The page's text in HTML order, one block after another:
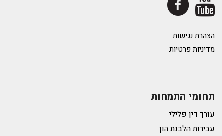
הצהרת נגישות
מדיניות פרטיות
תחומי התמחות
עורך דין פלילי
עבירות הלבנת הון